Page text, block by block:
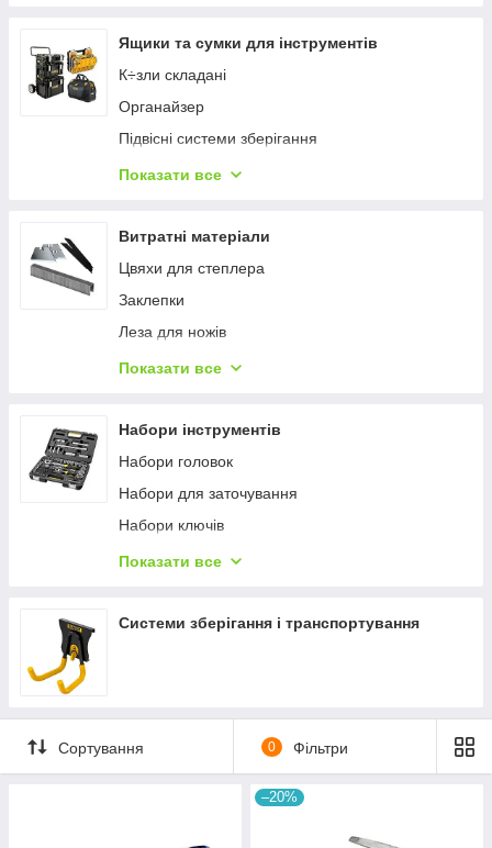
Ящики та сумки для інструментів
К÷зли складані
Органайзер
Підвісні системи зберігання
Поясни сумки
Сумки для інструментів
Візки транспортувальні
Чохли
Ящики для інструментів
Колеса для візків
Показати все
Витратні матеріали
Цвяхи для степлера
Заклепки
Леза для ножів
Леза для рашпилю
Полотна ножові
Термоклей
Показати все
Набори інструментів
Набори головок
Набори для заточування
Набори ключів
Набори надфілів
Набори викруток
Набори стамесок
Набори універсальні
Показати все
Системи зберігання і транспортування
Сортування 0 Фільтри
–20%